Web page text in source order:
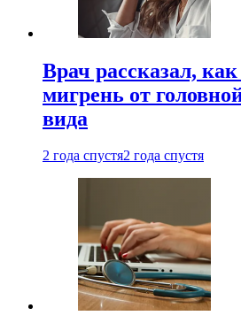
Врач рассказал,
мигрень от
вида
2 года спустя2 года спустя